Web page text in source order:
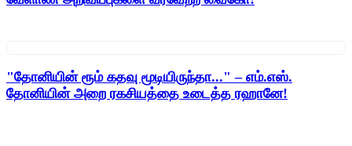
"தோனியின் ரூம் கதவு மூடியிருந்தா..." – எம்.எஸ்.
தோனியின் அறை ரகசியத்தை உடைத்த ரஹானே!